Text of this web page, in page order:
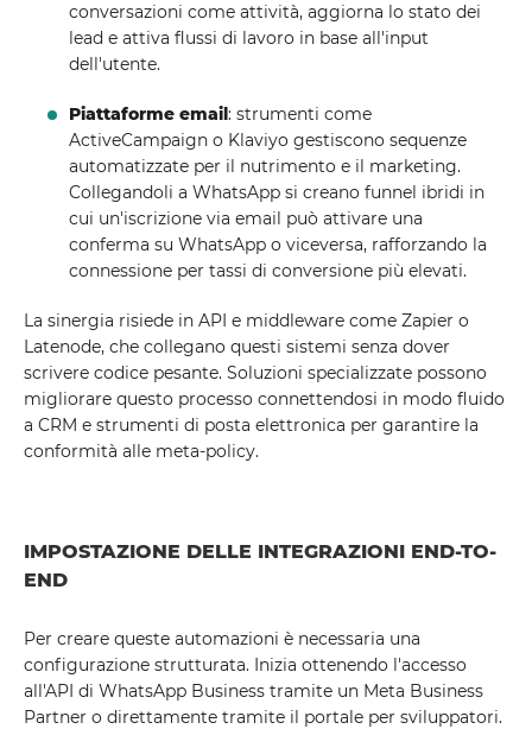
conversazioni come attività, aggiorna lo stato dei
lead e attiva flussi di lavoro in base all'input
dell'utente.
Piattaforme email: strumenti come
ActiveCampaign o Klaviyo gestiscono sequenze
automatizzate per il nutrimento e il marketing.
Collegandoli a WhatsApp si creano funnel ibridi in
cui un'iscrizione via email può attivare una
conferma su WhatsApp o viceversa, rafforzando la
connessione per tassi di conversione più elevati.
La sinergia risiede in API e middleware come Zapier o
Latenode, che collegano questi sistemi senza dover
scrivere codice pesante. Soluzioni specializzate possono
migliorare questo processo connettendosi in modo fluido
a CRM e strumenti di posta elettronica per garantire la
conformità alle meta-policy.
IMPOSTAZIONE DELLE INTEGRAZIONI END-TO-
END
Per creare queste automazioni è necessaria una
configurazione strutturata. Inizia ottenendo l'accesso
all'API di WhatsApp Business tramite un Meta Business
Partner o direttamente tramite il portale per sviluppatori.